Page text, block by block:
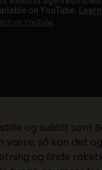
og subtilt som
være, så kan det
og finde